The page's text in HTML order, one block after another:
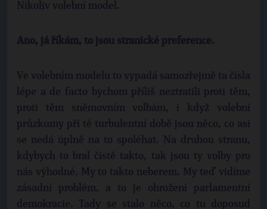
Nikoliv volební model.
Ano, já říkám, to jsou stranické preference.
Ve volebním modelu to vypadá samozřejmě ta čísla
lépe a de facto bychom příliš neztratili proti těm,
proti těm sněmovním volbám, i když volební
průzkumy při té turbulentní době jsou něco, co asi
se nedá úplně na to spoléhat. Na druhou stranu,
kdybych to bral čistě takto, tak jsou ty volby pro
nás výhodné. My to takto neberem. My teď vidíme
zásadní problém, a to je ohrožení parlamentní
demokracie. Tady se stalo něco, co tu doposud